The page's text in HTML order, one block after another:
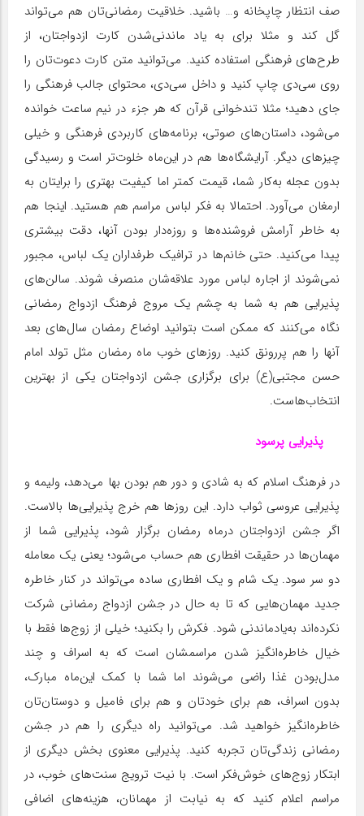
صف انتظار چاپخانه و… باشید. خلاقیت رمضانی‌تان هم می‌تواند
گل کند و مثلا برای به یاد ماندنی‌شدن کارت ازدواجتان، از
طرح‌های فرهنگی استفاده کنید. می‌توانید متن کارت دعوت‌تان را
روی سی‌دی چاپ کنید و داخل سی‌دی، محتوای جالب فرهنگی را
جای دهید؛ مثلا تندخوانی قرآن که هر جزء در نیم ساعت خوانده
می‌شود، داستان‌های صوتی، برنامه‌های کاربردی فرهنگی و خیلی
چیزهای دیگر. آرایشگاه‌ها هم در این‌ماه خلوت‌تر است و رسیدگی
بدون عجله به‌کار شما، قیمت کمتر اما کیفیت بهتری را برایتان به
ارمغان می‌آورد. احتمالا به فکر لباس مراسم هم هستید. اینجا هم
به خاطر آرامش فروشنده‌ها و روزه‌دار بودن آنها، دقت بیشتری
پیدا می‌کنید. حتی خانم‌ها در ترافیک طرفداران یک لباس، مجبور
نمی‌شوند از اجاره لباس مورد علاقه‌شان منصرف شوند. سالن‌های
پذیرایی هم به شما به چشم یک مروج فرهنگ ازدواج رمضانی
نگاه می‌کنند که ممکن است بتوانید اوضاع رمضان سال‌های بعد
آنها را هم پررونق کنید. روزهای خوب ماه رمضان مثل تولد امام
حسن مجتبی(ع) برای برگزاری جشن ازدواجتان یکی از بهترین
انتخاب‌هاست.
پذیرایی پرسود
در فرهنگ اسلام که به شادی و دور هم بودن بها می‌دهد، ولیمه و
پذیرایی عروسی ثواب دارد. این روزها هم خرج پذیرایی‌ها بالاست.
اگر جشن ازدواجتان در‌ماه رمضان برگزار شود، پذیرایی شما از
مهمان‌ها در حقیقت افطاری هم حساب می‌شود؛ یعنی یک معامله
دو سر سود. یک شام و یک افطاری ساده می‌تواند در کنار خاطره
جدید مهمان‌هایی که تا به حال در جشن ازدواج رمضانی شرکت
نکرده‌اند به‌یادماندنی شود. فکرش را بکنید؛ خیلی از زوج‌ها فقط با
خیال خاطره‌انگیز شدن مراسمشان است که به اسراف و چند
مدل‌بودن غذا راضی می‌شوند اما شما با کمک این‌ماه مبارک،
بدون اسراف، هم برای خودتان و هم برای فامیل و دوستان‌تان
خاطره‌انگیز خواهید شد. می‌توانید راه دیگری را هم در جشن
رمضانی زندگی‌تان تجربه کنید. پذیرایی معنوی بخش دیگری از
ابتکار زوج‌های خوش‌فکر است. با نیت ترویج سنت‌های خوب، در
مراسم اعلام کنید که به نیابت از مهمانان، هزینه‌های اضافی